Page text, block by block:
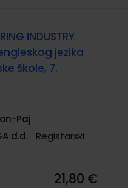
INDUSTRY
jezika
škole, 7.
Paj
d.d.
Registarski
21,80 €